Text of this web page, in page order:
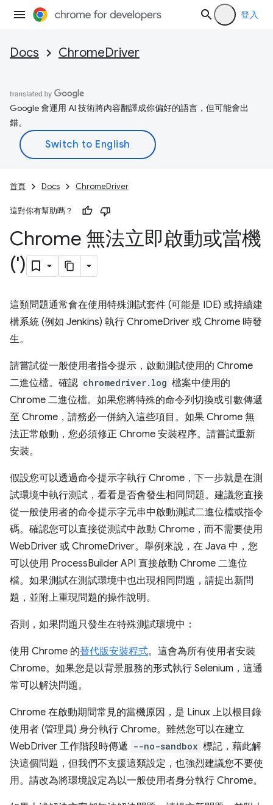
登入
Docs ChromeDriver
Google 會運用 AI 技術將內容翻譯成你偏好的語言，但可能會出
錯。
首頁 Docs ChromeDriver
這對你有幫助嗎？
Chrome 無法立即啟動或當機
(')
這類問題通常會在使用特殊測試套件 (可能是 IDE) 或持續建
構系統 (例如 Jenkins) 執行 ChromeDriver 或 Chrome 時發
生。
請嘗試從一般使用者指令提示，啟動測試使用的 Chrome
二進位檔。確認 chromedriver.log 檔案中使用的
Chrome 二進位檔。如果您將特殊的命令列切換或引數傳遞
至 Chrome，請務必一併納入這些項目。如果 Chrome 無
法正常啟動，您必須修正 Chrome 安裝程序。請嘗試重新
安裝。
假設您可以透過命令提示字執行 Chrome，下一步就是在測
試環境中執行測試，看看是否會發生相同問題。建議您直接
從一般使用者的命令提示字元串中啟動測試二進位檔或指令
碼。確認您可以直接從測試中啟動 Chrome，而不需要使用
WebDriver 或 ChromeDriver。舉例來說，在 Java 中，您
可以使用 ProcessBuilder API 直接啟動 Chrome 二進位
檔。如果測試在測試環境中也出現相同問題，請提出新問
題，並附上重現問題的操作說明。
否則，如果問題只發生在特殊測試環境中：
使用 Chrome 的替代版安裝程式。這會為所有使用者安裝
Chrome。如果您是以背景服務的形式執行 Selenium，這通
常可以解決問題。
Chrome 在啟動期間常見的當機原因，是 Linux 上以根目錄
使用者 (管理員) 身分執行 Chrome。雖然您可以在建立
WebDriver 工作階段時傳遞 --no-sandbox 標記，藉此解
決這個問題，但我們不支援這類設定，也強烈建議您不要使
用。請改為將環境設定為以一般使用者身分執行 Chrome。